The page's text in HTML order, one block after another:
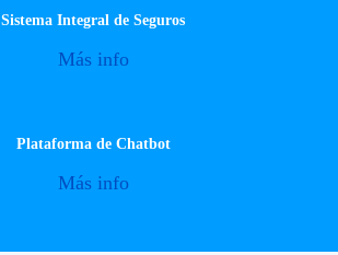
Sistema Integral de Seguros
Más info
Plataforma de Chatbot
Más info